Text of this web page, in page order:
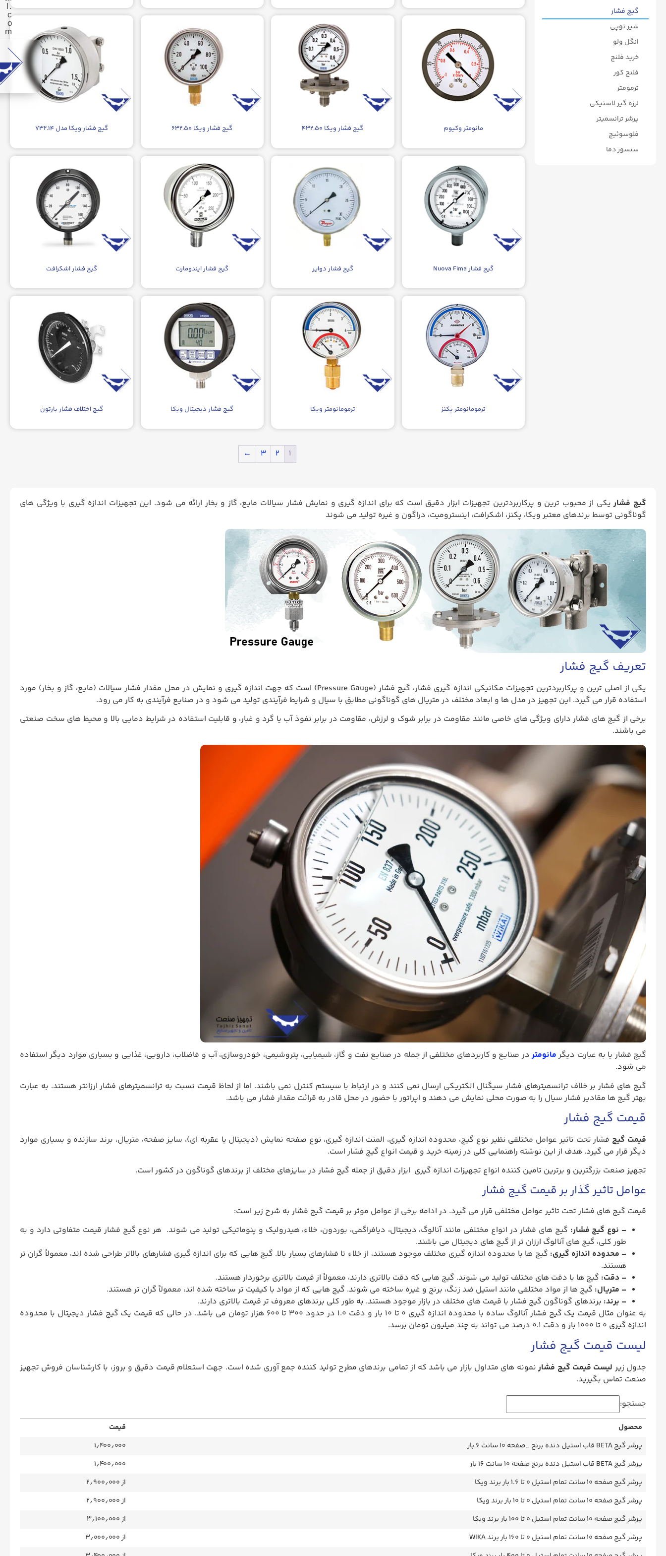
l.
c
o
m
گیج فشار
شیر توپی
انگل ولو
خرید فلنج
فلنج کور
ترمومتر
لرزه گیر لاستیکی
پرشر ترانسمیتر
فلوسوئیچ
سنسور دما
مانومتر وکیوم گیج فشار ویکا ۴۳۲.۵۰ گیج فشار ویکا ۶۳۲.۵۰ گیج فشار ویکا مدل ۷۳۲.۱۴
گیج فشار Nuova Fima گیج فشار دوایر گیج فشار ایندومارت گیج فشار اشکرافت
ترمومانومتر پکنز ترمومانومتر ویکا گیج فشار دیجیتال ویکا گیج اختلاف فشار بارتون
۱ ۲ ۳ ←
گیج فشاریکی از محبوب ترین و پرکاربردترین تجهیزات ابزار دقیق است که برای اندازه گیری و نمایش فشار سیالات مایع، گاز و بخار ارائه می شود. این تجهیزات اندازه گیری با ویژگی های
گوناگونی توسط برندهای معتبر ویکا، پکنز، اشکرافت، اینسترومیت، دراگون و غیره تولید می شوند
تعریف گیج فشار
یکی از اصلی ترین و پرکاربردترین تجهیزات مکانیکی اندازه گیری فشار، گیج فشار (Pressure Gauge) است که جهت اندازه گیری و نمایش در محل مقدار فشار سیالات (مایع، گاز و بخار) مورد
استفاده قرار می گیرد. این تجهیز در مدل ها و ابعاد مختلف در متریال های گوناگونی مطابق با سیال و شرایط فرآیندی تولید می شود و در صنایع فرآیندی به کار می رود.
برخی از گیج ‌های فشار دارای ویژگی ‌های خاصی مانند مقاومت در برابر شوک و لرزش، مقاومت در برابر نفوذ آب یا گرد و غبار، و قابلیت استفاده در شرایط دمایی بالا و محیط های سخت صنعتی
می باشند.
گیج فشار یا به عبارت دیگر مانومتردر صنایع و کاربردهای مختلفی از جمله در صنایع نفت و گاز، شیمیایی، پتروشیمی، خودروسازی، آب و فاضلاب، دارویی، غذایی و بسیاری موارد دیگر استفاده
می شود.
گیج های فشار بر خلاف ترانسمیترهای فشار سیگنال الکتریکی ارسال نمی کنند و در ارتباط با سیستم کنترل نمی باشند. اما از لحاظ قیمت نسبت به ترانسمیترهای فشار ارزانتر هستند. به عبارت
بهتر گیج ها مقادیر فشار سیال را به صورت محلی نمایش می دهند و اپراتور با حضور در محل قادر به قرائت مقدار فشار می باشد.
قیمت گیج فشار
قیمت گیج فشار تحت تاثیر عوامل مختلفی نظیر نوع گیج، محدوده اندازه گیری، المنت اندازه گیری، نوع صفحه نمایش (دیجیتال یا عقربه ای)، سایز صفحه، متریال، برند سازنده و بسیاری موارد
دیگر قرار می گیرد. هدف از این نوشته راهنمایی کلی در زمینه خرید و قیمت انواع گیج فشار است.
تجهیز صنعت بزرگترین و برترین تامین کننده انواع تجهیزات اندازه گیری ابزار دقیق از جمله گیج فشار در سایزهای مختلف از برندهای گوناگون در کشور است.
عوامل تاثیر گذار بر قیمت گیج فشار
قیمت گیج های فشار تحت تاثیر عوامل مختلفی قرار می گیرد. در ادامه برخی از عوامل موثر بر قیمت گیج فشار به شرح زیر است:
– نوع گیج فشار: گیج های فشار در انواع مختلفی مانند آنالوگ، دیجیتال، دیافراگمی، بوردون، خلاء، هیدرولیک و پنوماتیکی تولید می شوند. هر نوع گیج فشار قیمت متفاوتی دارد و به
طور کلی، گیج های آنالوگ ارزان تر از گیج های دیجیتال می باشند.
– محدوده اندازه گیری: گیج ها با محدوده اندازه گیری مختلف موجود هستند، از خلاء تا فشارهای بسیار بالا. گیج هایی که برای اندازه گیری فشارهای بالاتر طراحی شده اند، معمولاً گران تر
هستند.
– دقت: گیج ها با دقت های مختلف تولید می شوند. گیج هایی که دقت بالاتری دارند، معمولاً از قیمت بالاتری برخوردار هستند.
– متریال: گیج ها از مواد مختلفی مانند استیل ضد زنگ، برنج و غیره ساخته می شوند. گیج هایی که از مواد با کیفیت تر ساخته شده اند، معمولاً گران تر هستند.
– برند: برندهای گوناگون گیج فشار با قیمت های مختلف در بازار موجود هستند. به طور کلی برندهای معروف تر قیمت بالاتری دارند.
به عنوان مثال قیمت یک گیج فشار آنالوگ ساده با محدوده اندازه گیری 0 تا 10 بار و دقت 1.0 در حدود 300 تا 600 هزار تومان می باشد. در حالی که قیمت یک گیج فشار دیجیتال با محدوده
اندازه گیری 0 تا 1000 بار و دقت 0.1 درصد می تواند به چند میلیون تومان برسد.
لیست قیمت گیج فشار
جدول زیر لیست قیمت گیج فشارنمونه های متداول بازار می باشد که از تمامی برندهای مطرح تولید کننده جمع آوری شده است. جهت استعلام قیمت دقیق و بروز، با کارشناسان فروش تجهیز
صنعت تماس بگیرید.
جستجو:
محصول
قیمت
محصول
قیمت پرشر گیج BETA قاب استیل دنده برنج _صفحه ۱۰ سانت ۶ بار
۱٫۴۰۰٫۰۰۰
پرشر گیج BETA قاب استیل دنده برنج صفحه ۱۰ سانت ۱۶ بار
۱٫۴۰۰٫۰۰۰
پرشر گیج صفحه 10 سانت تمام استیل 0 تا 1.6 بار برند ویکا
از ۲٫۹۰۰٫۰۰۰
پرشر گیج صفحه 10 سانت تمام استیل 0 تا 10 بار برند ویکا
از ۲٫۹۰۰٫۰۰۰
پرشر گیج صفحه 10 سانت تمام استیل 0 تا 100 بار برند ویکا
از ۳٫۱۰۰٫۰۰۰
پرشر گیج صفحه 10 سانت تمام استیل 0 تا 160 بار برند WIKA
از ۳٫۰۰۰٫۰۰۰